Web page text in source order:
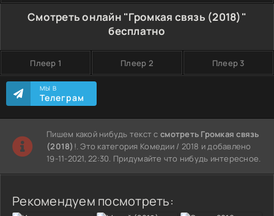
Смотреть онлайн "Громкая связь (2018)"
бесплатно
Плеер 1 Плеер 2 Плеер 3
МЫ В
Телеграм
Пишем какой нибудь текст ссмотреть Громкая связь
(2018) !. Это категория Комедии / 2018 и добавлено
19-11-2021, 22:30. Придумайте что нибудь интересное.
Рекомендуем посмотреть: